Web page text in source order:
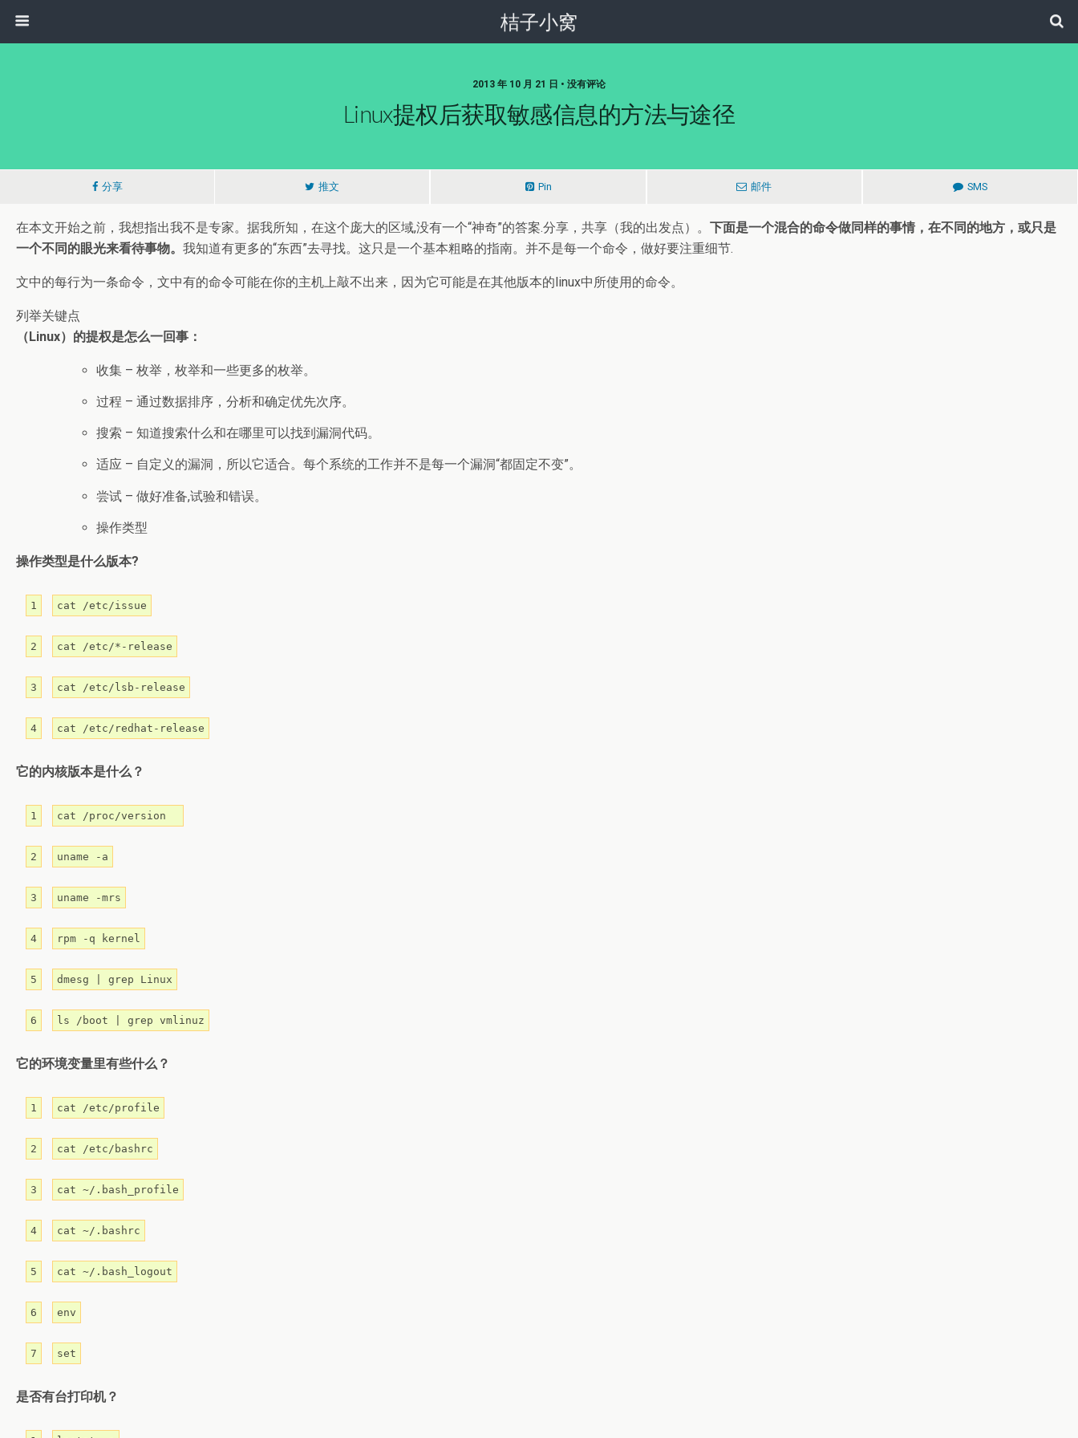
桔子小窝
2013 年 10 月 21 日 • 没有评论
Linux提权后获取敏感信息的方法与途径
分享 推文 Pin 邮件 SMS
在本文开始之前，我想指出我不是专家。据我所知，在这个庞大的区域,没有一个“神奇”的答案.分享，共享（我的出发点）。 下面是一个混合的命令做同样的事情，在不同的地方，或只是
一个不同的眼光来看待事物。 我知道有更多的“东西”去寻找。这只是一个基本粗略的指南。并不是每一个命令，做好要注重细节.
文中的每行为一条命令，文中有的命令可能在你的主机上敲不出来，因为它可能是在其他版本的linux中所使用的命令。
列举关键点
（Linux）的提权是怎么一回事：
收集 – 枚举，枚举和一些更多的枚举。
过程 – 通过数据排序，分析和确定优先次序。
搜索 – 知道搜索什么和在哪里可以找到漏洞代码。
适应 – 自定义的漏洞，所以它适合。每个系统的工作并不是每一个漏洞“都固定不变”。
尝试 – 做好准备,试验和错误。
操作类型
操作类型是什么版本?
1 cat /etc/issue
2 cat /etc/*-release
3 cat /etc/lsb-release
4 cat /etc/redhat-release
它的内核版本是什么？
1 cat /proc/version
2 uname -a
3 uname -mrs
4 rpm -q kernel
5 dmesg | grep Linux
6 ls /boot | grep vmlinuz
它的环境变量里有些什么？
1 cat /etc/profile
2 cat /etc/bashrc
3 cat ~/.bash_profile
4 cat ~/.bashrc
5 cat ~/.bash_logout
6 env
7 set
是否有台打印机？